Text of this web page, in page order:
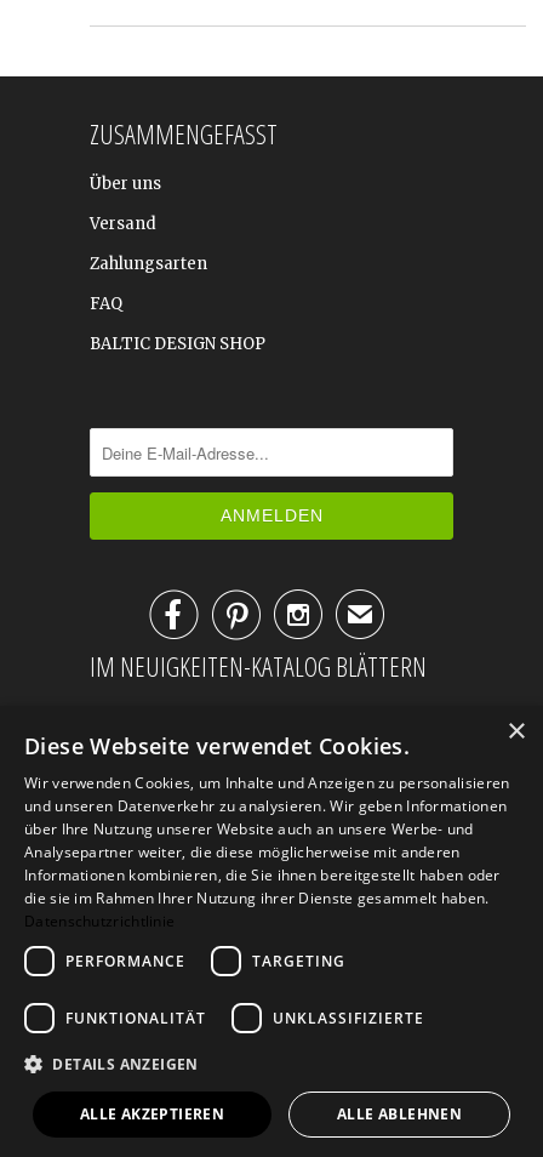
ZUSAMMENGEFASST
Über uns
Versand
Zahlungsarten
FAQ
BALTIC DESIGN SHOP
✉
IM NEUIGKEITEN-KATALOG BLÄTTERN
AGB Datenschutz
Impressum
Kontakt
© 2026Design Geschenke
Shop
×
Diese Webseite verwendet Cookies.
Wir verwenden Cookies, um Inhalte und Anzeigen zu personalisieren
und unseren Datenverkehr zu analysieren. Wir geben Informationen
über Ihre Nutzung unserer Website auch an unsere Werbe- und
Analysepartner weiter, die diese möglicherweise mit anderen
Informationen kombinieren, die Sie ihnen bereitgestellt haben oder
die sie im Rahmen Ihrer Nutzung ihrer Dienste gesammelt haben.
Datenschutzrichtlinie
PERFORMANCE
TARGETING
FUNKTIONALITÄT UNKLASSIFIZIERTE
DETAILS ANZEIGEN
ALLE AKZEPTIEREN ALLE ABLEHNEN